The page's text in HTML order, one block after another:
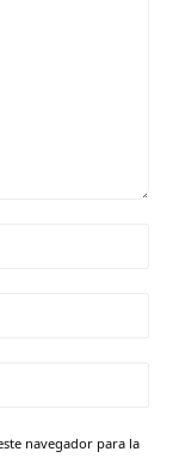
navegador para la